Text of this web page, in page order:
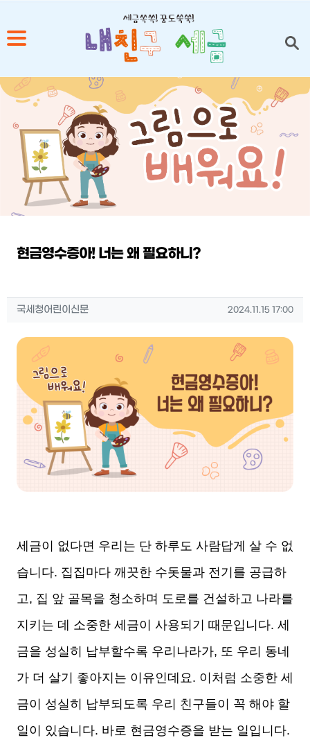
현금영수증아! 너는 왜 필요하니?
작성자 정보
국세청어린이신문작성 작성일
2024.11.15 17:00
컨텐츠 정보
본문
세금이 없다면 우리는 단 하루도 사람답게 살 수 없
습니다. 집집마다 깨끗한 수돗물과 전기를 공급하
고, 집 앞 골목을 청소하며 도로를 건설하고 나라를
지키는 데 소중한 세금이 사용되기 때문입니다. 세
금을 성실히 납부할수록 우리나라가, 또 우리 동네
가 더 살기 좋아지는 이유인데요. 이처럼 소중한 세
금이 성실히 납부되도록 우리 친구들이 꼭 해야 할
일이 있습니다. 바로 현금영수증을 받는 일입니다.